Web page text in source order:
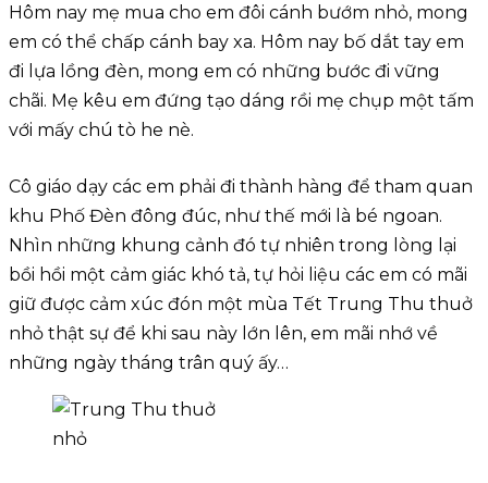
Hôm nay mẹ mua cho em đôi cánh bướm nhỏ, mong
em có thể chấp cánh bay xa. Hôm nay bố dắt tay em
đi lựa lồng đèn, mong em có những bước đi vững
chãi. Mẹ kêu em đứng tạo dáng rồi mẹ chụp một tấm
với mấy chú tò he nè.
Cô giáo dạy các em phải đi thành hàng để tham quan
khu Phố Đèn đông đúc, như thế mới là bé ngoan.
Nhìn những khung cảnh đó tự nhiên trong lòng lại
bồi hồi một cảm giác khó tả, tự hỏi liệu các em có mãi
giữ được cảm xúc đón một mùa Tết Trung Thu thuở
nhỏ thật sự để khi sau này lớn lên, em mãi nhớ về
những ngày tháng trân quý ấy…